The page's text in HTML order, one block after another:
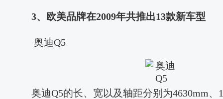
3、欧美品牌在2009年共推出13款新车型
奥迪Q5
奥迪Q5的长、宽以及轴距分别为4630mm、